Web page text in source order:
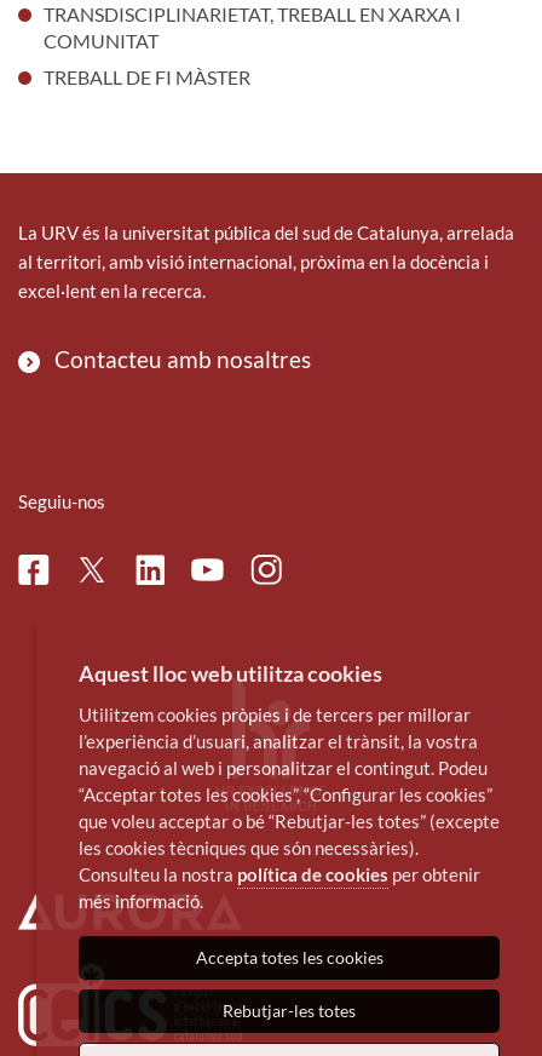
TRANSDISCIPLINARIETAT, TREBALL EN XARXA I
COMUNITAT
TREBALL DE FI MÀSTER
La URV és la universitat pública del sud de Catalunya, arrelada
al territori, amb visió internacional, pròxima en la docència i
excel·lent en la recerca.
Contacteu amb nosaltres
Seguiu-nos
FacebookTwitterLinkedinYoutubeInstagram
Aquest lloc web utilitza cookies
Utilitzem cookies pròpies i de tercers per millorar
l’experiència d’usuari, analitzar el trànsit, la vostra
navegació al web i personalitzar el contingut. Podeu
“Acceptar totes les cookies”, “Configurar les cookies”
que voleu acceptar o bé “Rebutjar-les totes” (excepte
les cookies tècniques que són necessàries).
Consulteu la nostra política de cookies per obtenir
més informació.
Accepta totes les cookies
Rebutjar-les totes